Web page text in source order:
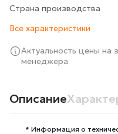
Страна производства
Все характеристики
Актуальность цены на
менеджера
Описание
* Информация о